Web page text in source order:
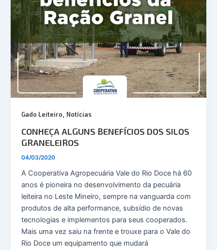
Gado Leiteiro, Notícias
CONHEÇA ALGUNS BENEFÍCIOS DOS SILOS
GRANELEIROS
04/03/2020
A Cooperativa Agropecuária Vale do Rio Doce há 60
anos é pioneira no desenvolvimento da pecuária
leiteira no Leste Mineiro, sempre na vanguarda com
produtos de alta performance, subsídio de novas
tecnologias e implementos para seus cooperados.
Mais uma vez saiu na frente e trouxe para o Vale do
Rio Doce um equipamento que mudará